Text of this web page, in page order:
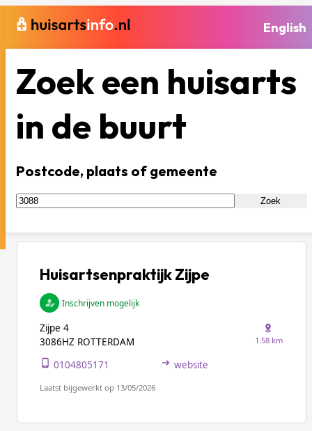
English
Zoek een huisarts
in de buurt
Postcode, plaats of gemeente
Zoek
Huisartsenpraktijk Zijpe
Inschrijven mogelijk
Zijpe 4
3086HZ ROTTERDAM
1.58 km
0104805171 website
Laatst bijgewerkt op 13/05/2026